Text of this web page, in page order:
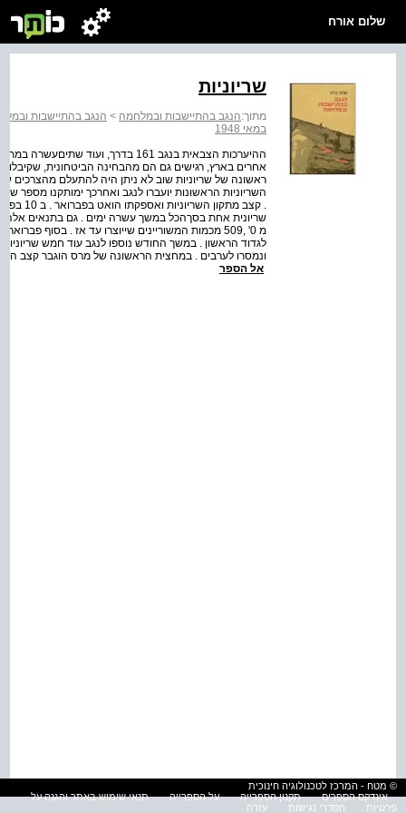
שלום אורח
שריוניות
מתוך:הנגב בהתיישבות ובמלחמה > הנגב בהתיישבות
במאי 1948
אחרים בארץ, רגישים גם הם מהבחינה הביטחונית, שקיבלו
מ­ 0' ,509 מכמות המשוריינים שייוצרו עד אז . בסוף
אל הספר
© מטח - המרכז לטכנולוגיה חינוכית
אינדקס הספרים
תקנון הספרייה על הספרייה
תנאי שימוש באתר והגנה על
פרטיות
הסדרי נגישות עזרה